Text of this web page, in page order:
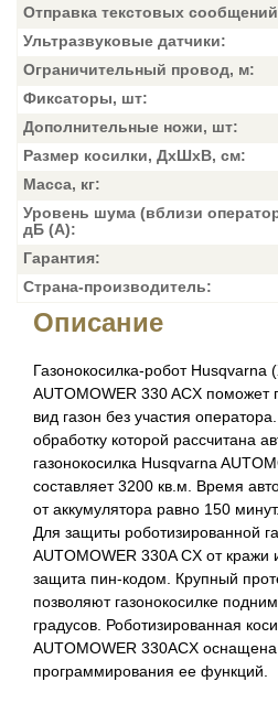
Отправка текстовых
Ультразвуковые датчики:
Ограничительный провод, м:
Фиксаторы, шт:
Дополнительные ножи, шт:
Размер косилки, ДxШxВ, см:
Масса, кг:
Уровень шума (вблизи
дБ (A):
Гарантия:
Страна-производитель:
Описание
Газонокосилка-робот Husqvarna
AUTOMOWER 330 ACX поможет
вид газон без участия
обработку которой рассчитана
газонокосилка Husqvarna
составляет 3200 кв.м. Время
от аккумулятора равно 150 минут.
Для защиты роботизированной
AUTOMOWER 330A CX от кражи
защита пин-кодом. Крупный
позволяют газонокосилке
градусов. Роботизированная
AUTOMOWER 330ACX
программирования ее функций.